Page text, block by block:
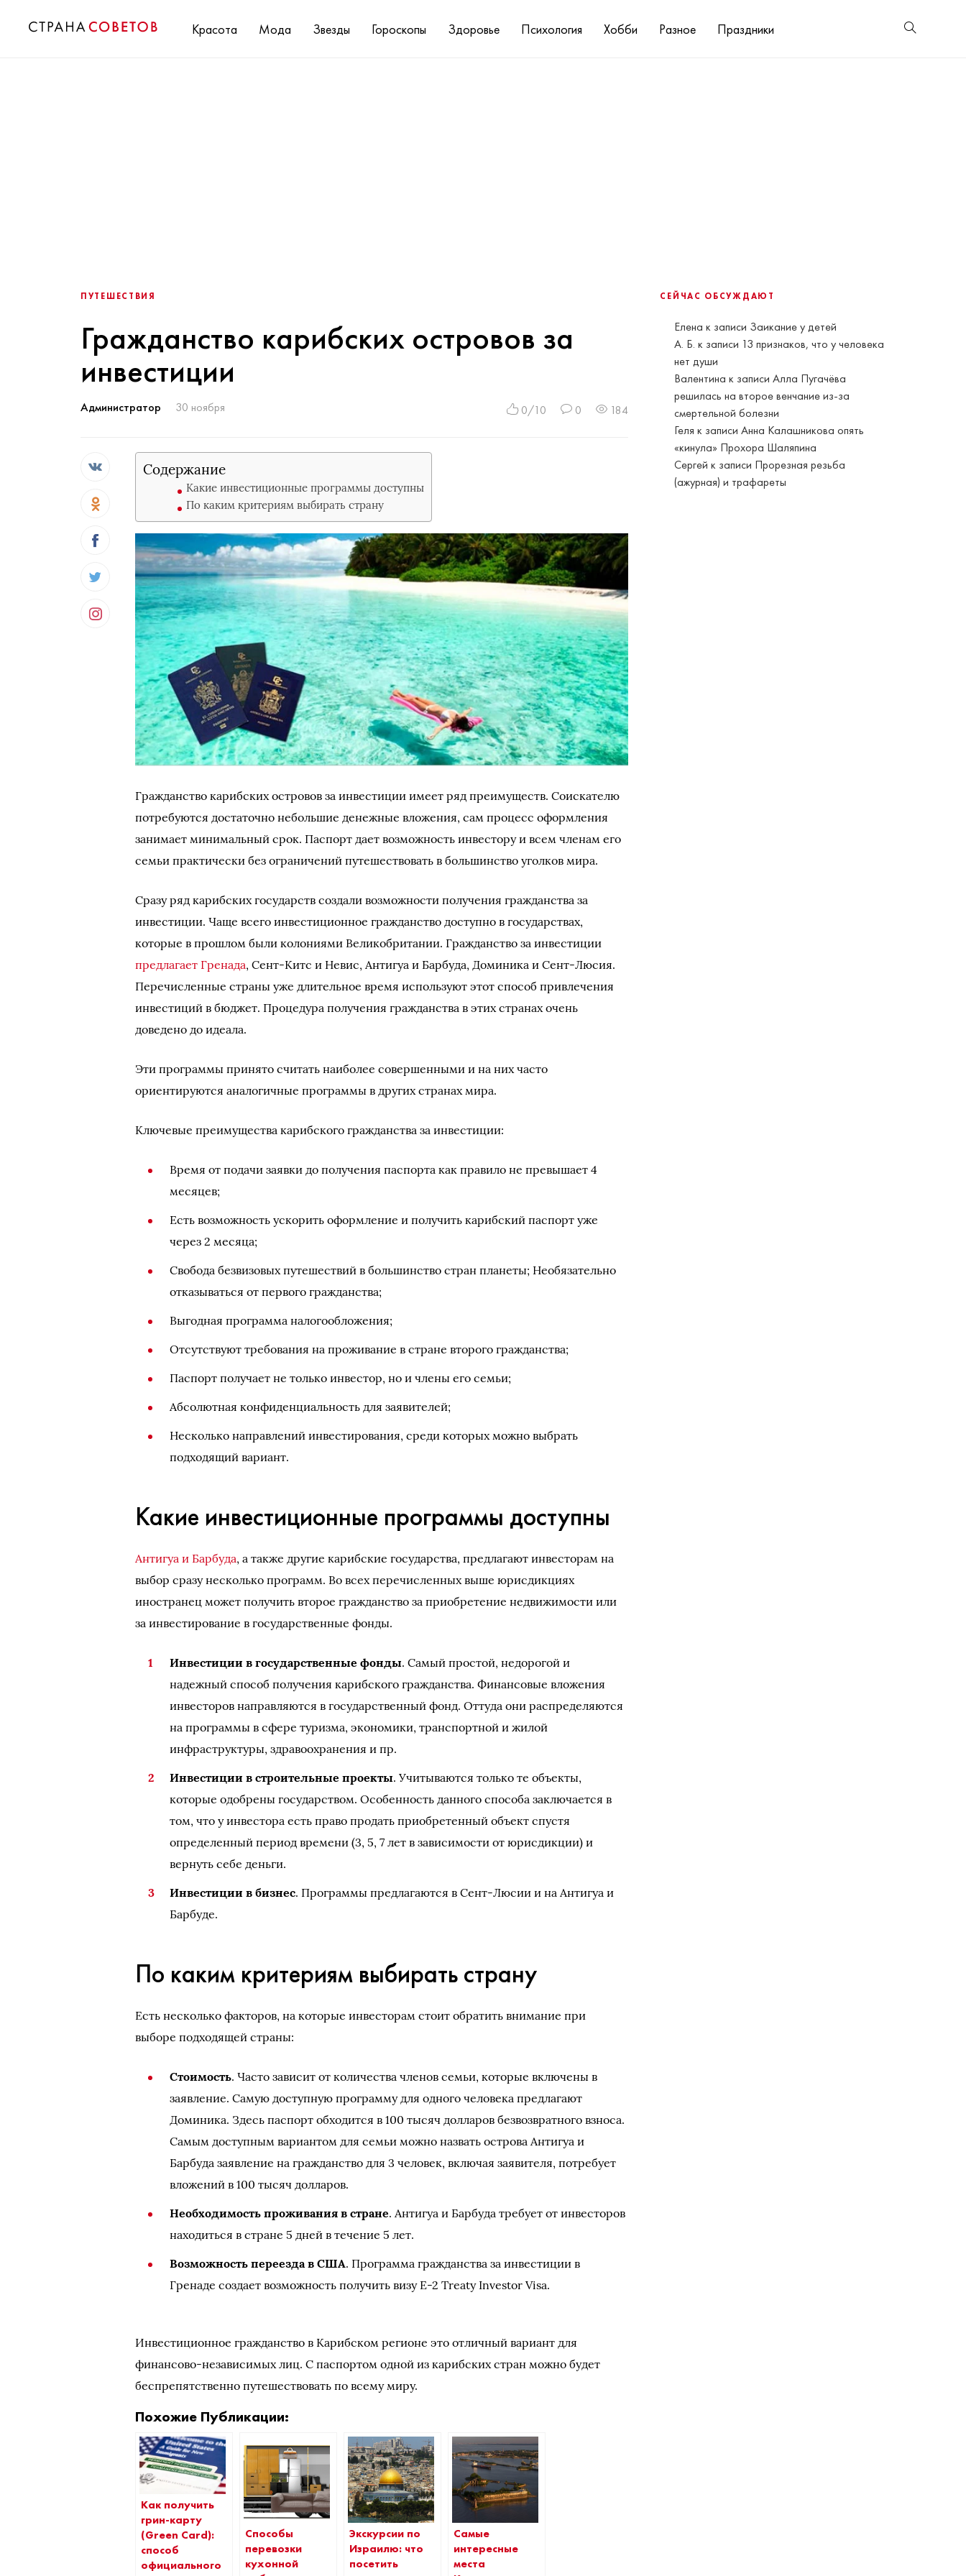
Красота Мода Звезды Гороскопы Здоровье Психология Хобби Разное Праздники
СЕЙЧАС ОБСУЖДАЮТ
Елена к записи Заикание у детей
А. Б. к записи 13 признаков, что у человека
нет души
Валентина к записиАлла Пугачёва
решилась на второе венчание из-за
смертельной болезни
Геля к записиАнна Калашникова опять
«кинула» Прохора Шаляпина
Сергей к записи Прорезная резьба
(ажурная) и трафареты
ПУТЕШЕСТВИЯ
Гражданство карибских островов за
инвестиции
Администратор 30 ноября 0/10 0 184
Содержание
Какие инвестиционные программы доступны
По каким критериям выбирать страну
Гражданство карибских островов за инвестиции имеет ряд преимуществ. Соискателю
потребуются достаточно небольшие денежные вложения, сам процесс оформления
занимает минимальный срок. Паспорт дает возможность инвестору и всем членам его
семьи практически без ограничений путешествовать в большинство уголков мира.
Сразу ряд карибских государств создали возможности получения гражданства за
инвестиции. Чаще всего инвестиционное гражданство доступно в государствах,
которые в прошлом были колониями Великобритании. Гражданство за инвестиции
предлагает Гренада, Сент-Китс и Невис, Антигуа и Барбуда, Доминика и Сент-Люсия.
Перечисленные страны уже длительное время используют этот способ привлечения
инвестиций в бюджет. Процедура получения гражданства в этих странах очень
доведено до идеала.
Эти программы принято считать наиболее совершенными и на них часто
ориентируются аналогичные программы в других странах мира.
Ключевые преимущества карибского гражданства за инвестиции:
Время от подачи заявки до получения паспорта как правило не превышает 4
месяцев;
Есть возможность ускорить оформление и получить карибский паспорт уже
через 2 месяца;
Свобода безвизовых путешествий в большинство стран планеты; Необязательно
отказываться от первого гражданства;
Выгодная программа налогообложения;
Отсутствуют требования на проживание в стране второго гражданства;
Паспорт получает не только инвестор, но и члены его семьи;
Абсолютная конфиденциальность для заявителей;
Несколько направлений инвестирования, среди которых можно выбрать
подходящий вариант.
Какие инвестиционные программы доступны
Антигуа и Барбуда, а также другие карибские государства, предлагают инвесторам на
выбор сразу несколько программ. Во всех перечисленных выше юрисдикциях
иностранец может получить второе гражданство за приобретение недвижимости или
за инвестирование в государственные фонды.
Инвестиции в государственные фонды. Самый простой, недорогой и
надежный способ получения карибского гражданства. Финансовые вложения
инвесторов направляются в государственный фонд. Оттуда они распределяются
на программы в сфере туризма, экономики, транспортной и жилой
инфраструктуры, здравоохранения и пр.
Инвестиции в строительные проекты. Учитываются только те объекты,
которые одобрены государством. Особенность данного способа заключается в
том, что у инвестора есть право продать приобретенный объект спустя
определенный период времени (3, 5, 7 лет в зависимости от юрисдикции) и
вернуть себе деньги.
Инвестиции в бизнес. Программы предлагаются в Сент-Люсии и на Антигуа и
Барбуде.
По каким критериям выбирать страну
Есть несколько факторов, на которые инвесторам стоит обратить внимание при
выборе подходящей страны:
Стоимость. Часто зависит от количества членов семьи, которые включены в
заявление. Самую доступную программу для одного человека предлагают
Доминика. Здесь паспорт обходится в 100 тысяч долларов безвозвратного взноса.
Самым доступным вариантом для семьи можно назвать острова Антигуа и
Барбуда заявление на гражданство для 3 человек, включая заявителя, потребует
вложений в 100 тысяч долларов.
Необходимость проживания в стране. Антигуа и Барбуда требует от инвесторов
находиться в стране 5 дней в течение 5 лет.
Возможность переезда в США. Программа гражданства за инвестиции в
Гренаде создает возможность получить визу E-2 Treaty Investor Visa.
Инвестиционное гражданство в Карибском регионе это отличный вариант для
финансово-независимых лиц. С паспортом одной из карибских стран можно будет
беспрепятственно путешествовать по всему миру.
Похожие Публикации:
Как получить
грин-карту
(Green Card):
способ
официального
Способы
перевозки
кухонной
Экскурсии по
Израилю: что
посетить
Самые
интересные
места